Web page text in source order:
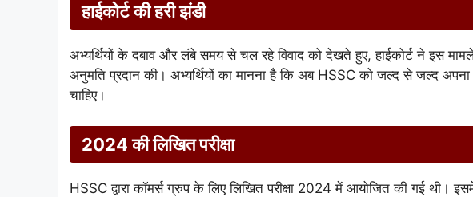
हाईकोर्ट की हरी झंडी
अभ्यर्थियों के दबाव और लंबे समय से चल रहे विवाद को देखते हुए, हाईकोर्ट ने इस
अनुमति प्रदान की। अभ्यर्थियों का मानना है कि अब HSSC को जल्द से जल्द अपना
चाहिए।
2024 की लिखित परीक्षा
HSSC द्वारा कॉमर्स ग्रुप के लिए लिखित परीक्षा 2024 में आयोजित की गई थी। इसमें